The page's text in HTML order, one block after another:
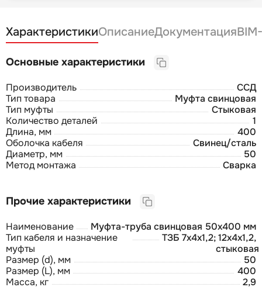
ХарактеристикиОписаниеДокументация
Основные характеристики
Производитель
ССД
Тип товара
Муфта свинцовая
Тип муфты
Стыковая
Количество деталей
1
Длина, мм
400
Оболочка кабеля
Свинец/сталь
Диаметр, мм
50
Метод монтажа
Сварка
Прочие характеристики
Наименование
Муфта-труба свинцовая 50х400 мм
Тип кабеля и назначение
муфты
ТЗБ 7х4х1,2; 12х4х1,2,
стыковая
Размер (d), мм
50
Размер (L), мм
400
Масса, кг
2,9